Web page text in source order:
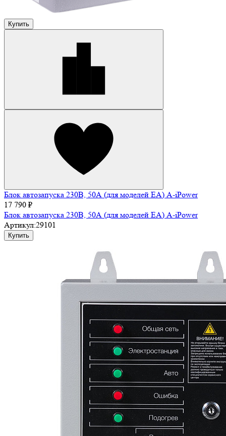
Купить
Блок автозапуска 230В, 50А (для моделей ЕА) A-iPower
17 790 ₽
Блок автозапуска 230В, 50А (для моделей ЕА) A-iPower
Артикул:29101
Купить